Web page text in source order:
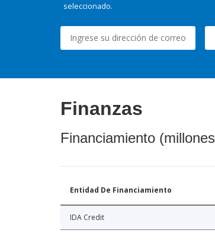
seleccionado.
Finanzas
Financiamiento
Entidad De Financiamiento
IDA Credit